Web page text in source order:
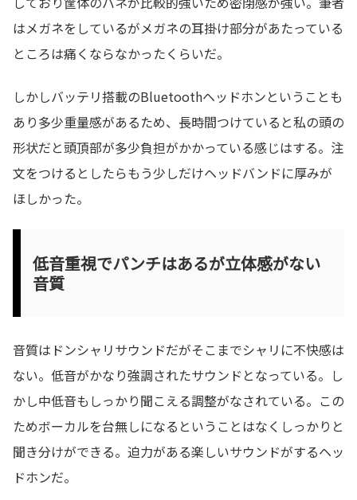
はメガネをしているがメガネの耳掛け部分があたっている
ところは痛くならなかったくらいだ。
しかしバッテリ搭載のBluetoothヘッドホンということも
あり多少重量感があるため、長時間つけていると私の頭の
形状だと頭頂部が多少負担がかかっている感じはする。注
文をつけるとしたらもう少しだけヘッドバンドに厚みが
ほしかった。
低音重視でパンチはあるが立体感がない
音質
音質はドンシャリサウンドだがそこまでシャリに不快感は
ない。低音がかなり強調されたサウンドとなっている。し
かし中低音もしっかり聞こえる調整がなされている。この
ためボーカルを台無しになるということはなくしっかりと
聞き分けができる。迫力がある楽しいサウンドがするヘッ
ドホンだ。